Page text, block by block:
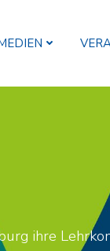
ihre